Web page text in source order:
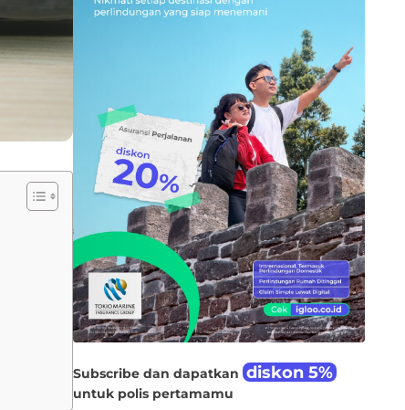
Subscribe dan dapatkan diskon 5%
untuk polis pertamamu